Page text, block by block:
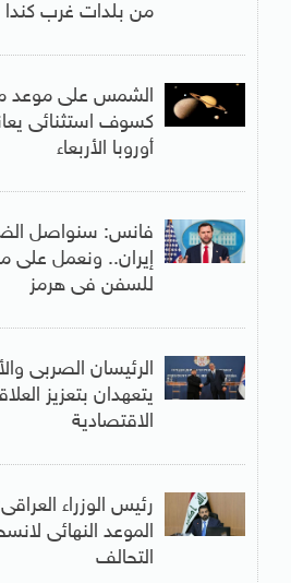
من بلدات غرب كندا
الشمس على موعد
كسوف استثنائى
أوروبا الأربعاء
فانس: سنواصل
إيران.. ونعمل على
للسفن فى هرمز
الرئيسان الصربى
يتعهدان بتعزيز
الاقتصادية
الموعد النهائى
التحالف